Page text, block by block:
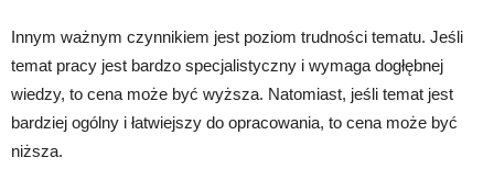
Innym ważnym czynnikiem jest poziom trudności tematu. Jeśli
temat pracy jest bardzo specjalistyczny i wymaga dogłębnej
wiedzy, to cena może być wyższa. Natomiast, jeśli temat jest
bardziej ogólny i łatwiejszy do opracowania, to cena może być
niższa.